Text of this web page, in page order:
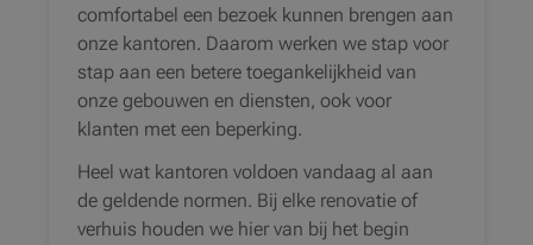
comfortabel een bezoek kunnen brengen aan
onze kantoren. Daarom werken we stap voor
stap aan een betere toegankelijkheid van
onze gebouwen en diensten, ook voor
klanten met een beperking.
Heel wat kantoren voldoen vandaag al aan
de geldende normen. Bij elke renovatie of
verhuis houden we hier van bij het begin